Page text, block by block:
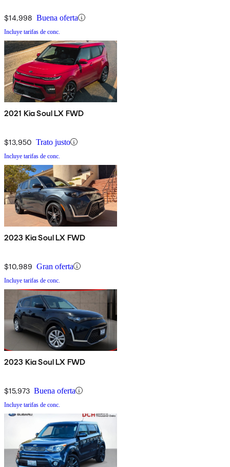
$14,998 Buena oferta
Incluye tarifas de conc.
2021 Kia Soul LX FWD
$13,950 Trato justo
Incluye tarifas de conc.
2023 Kia Soul LX FWD
$10,989 Gran oferta
Incluye tarifas de conc.
2023 Kia Soul LX FWD
$15,973 Buena oferta
Incluye tarifas de conc.